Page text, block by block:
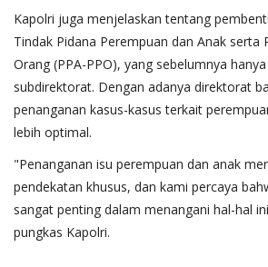
Kapolri juga menjelaskan tentang
Tindak Pidana Perempuan dan Anak serta
Orang (PPA-PPO), yang sebelumnya
subdirektorat. Dengan adanya direktorat
penanganan kasus-kasus terkait
lebih optimal.
"Penanganan isu perempuan dan anak
pendekatan khusus, dan kami percaya
sangat penting dalam menangani hal-hal
pungkas Kapolri.